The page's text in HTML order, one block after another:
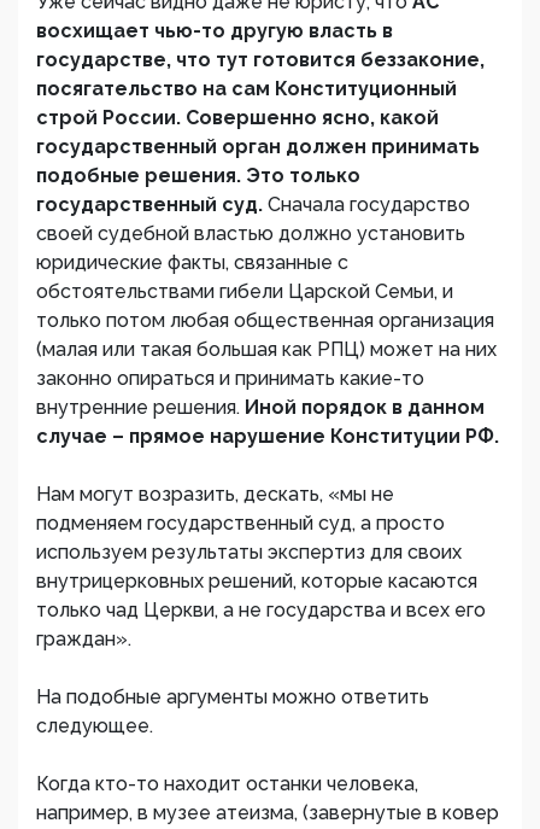
восхищает чью-то другую власть в
государстве, что тут готовится беззаконие,
посягательство на сам Конституционный
строй России. Совершенно ясно, какой
государственный орган должен принимать
подобные решения. Это только
государственный суд. Сначала государство
своей судебной властью должно установить
юридические факты, связанные с
обстоятельствами гибели Царской Семьи, и
только потом любая общественная организация
(малая или такая большая как РПЦ) может на них
законно опираться и принимать какие-то
внутренние решения. Иной порядок в данном
случае – прямое нарушение Конституции РФ.
Нам могут возразить, дескать, «мы не
подменяем государственный суд, а просто
используем результаты экспертиз для своих
внутрицерковных решений, которые касаются
только чад Церкви, а не государства и всех его
граждан».
На подобные аргументы можно ответить
следующее.
Когда кто-то находит останки человека,
например, в музее атеизма, (завернутые в ковер